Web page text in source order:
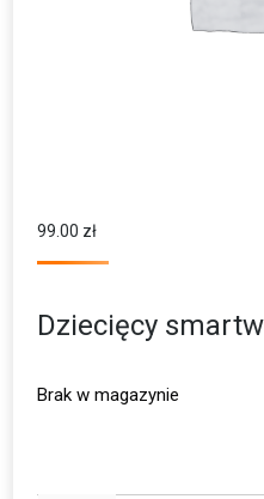
99.00 zł
Dziecięcy
Brak w magazynie